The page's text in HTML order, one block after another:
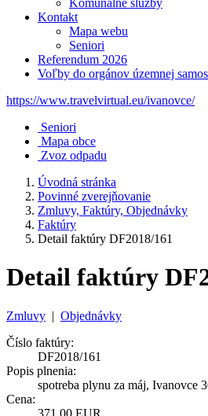
Komunálne služby
Kontakt
Mapa webu
Seniori
Referendum 2026
Voľby do orgánov územnej
https://www.travelvirtual.eu/ivanovce/
Seniori
Mapa obce
Zvoz odpadu
Úvodná stránka
Povinné zverejňovanie
Zmluvy, Faktúry, Objednávky
Faktúry
Detail faktúry DF2018/161
Detail faktúry
Zmluvy | Objednávky
Číslo faktúry:
DF2018/161
Popis plnenia:
spotreba plynu za máj, Ivanovce
Cena:
371,00 EUR